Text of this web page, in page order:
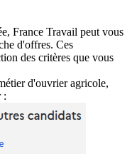
France Travail peut vous
d'offres. Ces
des critères que vous
d'ouvrier agricole,
: